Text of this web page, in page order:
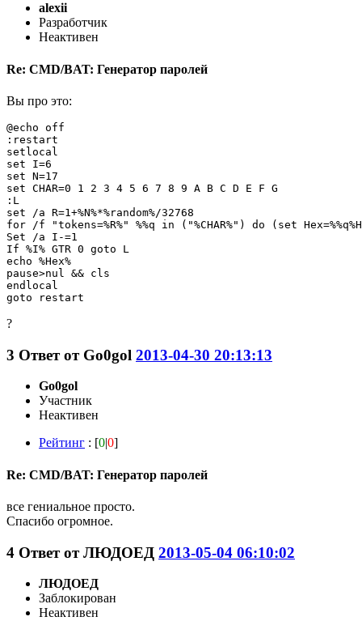
alexii
Разработчик
Неактивен
Re: CMD/BAT: Генератор паролей
Вы про это:
@echo off
:restart
setlocal
set I=6
set N=17
set CHAR=0 1 2 3 4 5 6 7 8 9 A B C D E F G
:L
set /a R=1+%N%*%random%/32768
for /f "tokens=%R%" %%q in ("%CHAR%") do (set
Set /a I-=1
If %I% GTR 0 goto L
echo %Hex%
pause>nul && cls
endlocal
goto restart
?
3 Ответ от Go0gol 2013-04-30 20:13:13
Go0gol
Участник
Неактивен
Рейтинг : [0|0]
Re: CMD/BAT: Генератор паролей
все гениальное просто.
Спасибо огромное.
4 Ответ отЛЮДОЕД 2013-05-04 06:10:02
ЛЮДОЕД
Заблокирован
Неактивен